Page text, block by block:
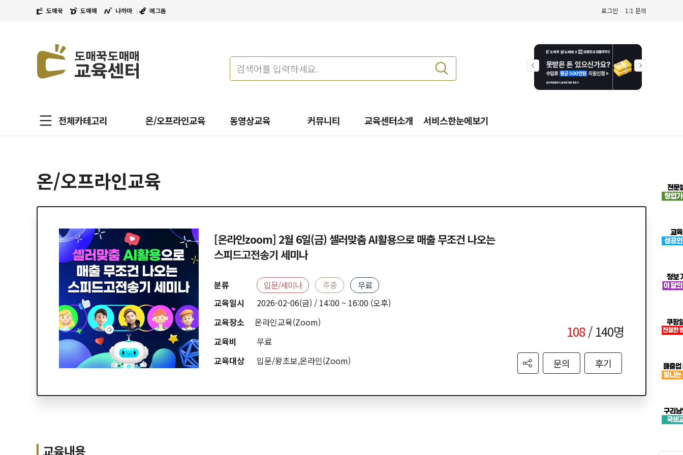
도매꾹 도매매 나까마 에그돔 로그인 1:1 문의
전체카테고리 온/오프라인교육 동영상교육 커뮤니티 교육센터소개 서비스한눈에보기
온/오프라인교육
[온라인zoom] 2월 6일(금) 셀러맞춤 AI활용으로 매출 무조건 나오는
스피드고전송기 세미나
분류 입문/세미나 주중
무료
교육일시
2026-02-06(금) / 14:00 ~ 16:00 (오후)
교육장소
온라인교육(Zoom)
교육비
무료
교육대상
입문/왕초보,온라인(Zoom)
108/ 140명
문의 후기
교육내용